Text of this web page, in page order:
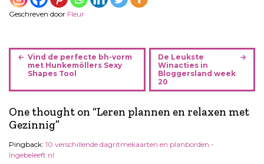
Geschreven door Fleur
B
i
c
h
t
n
a
Vind de perfecte bh-vorm
met Hunkemöllers Sexy
Shapes Tool
De Leukste
Winacties in
Bloggersland week
20
One thought on “Leren plannen en relaxen met
Gezinnig”
Pingback: 10 verschillende dagritmekaarten en planborden -
Ingebeleeft.nl